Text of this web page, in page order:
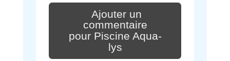
Ajouter un
commentaire
pour Piscine Aqua-
lys